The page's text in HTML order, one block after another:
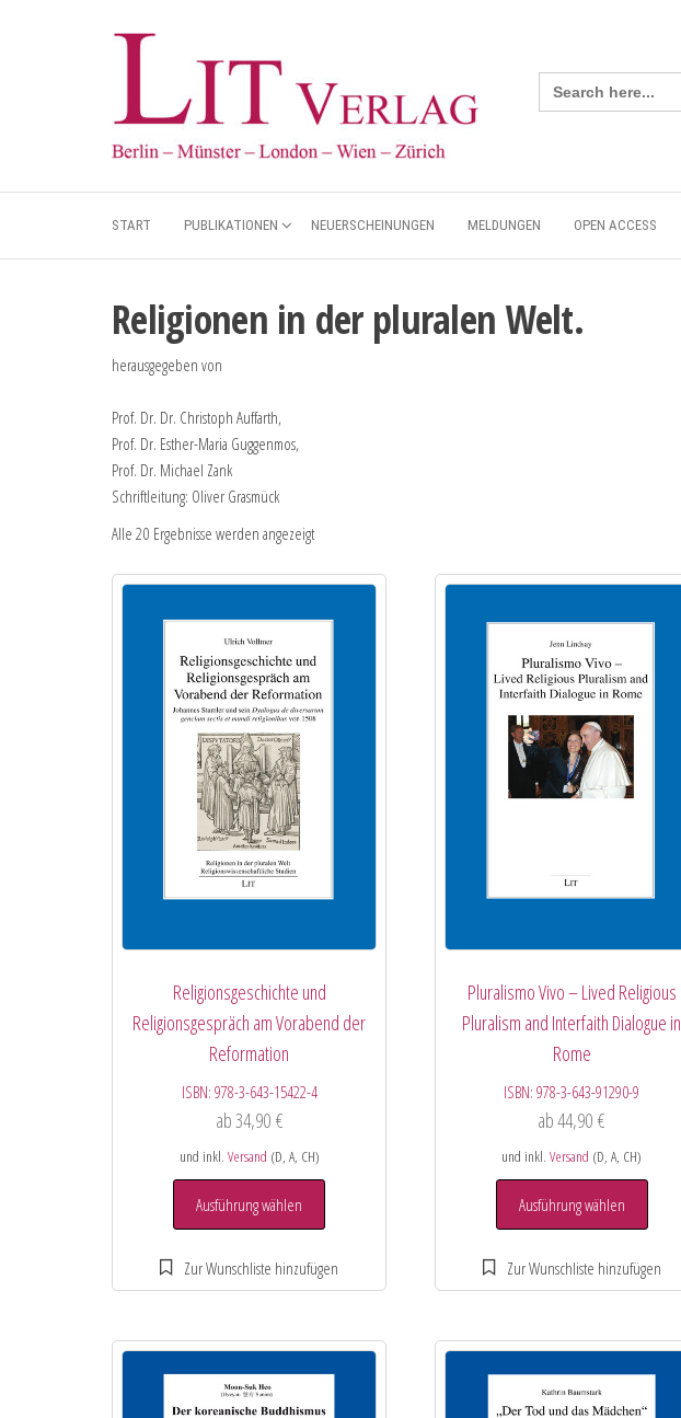
Search
for:
START PUBLIKATIONEN NEUERSCHEINUNGEN MELDUNGEN OPEN ACCESS
Religionen in der pluralen Welt.
herausgegeben von
Prof. Dr. Dr. Christoph Auffarth,
Prof. Dr. Esther-Maria Guggenmos,
Prof. Dr. Michael Zank
Schriftleitung: Oliver Grasmück
Alle 20 Ergebnisse werden angezeigt
Religionsgeschichte und
Religionsgespräch am Vorabend der
Reformation
ISBN: 978-3-643-15422-4
ab34,90 €
und inkl. Versand (D, A, CH)
Ausführung wählen
Pluralismo Vivo – Lived Religious
Pluralism and Interfaith Dialogue in
Rome
ISBN:978-3-643-91290-9
ab44,90€
und inkl.Versand (D, A, CH)
Ausführung wählen